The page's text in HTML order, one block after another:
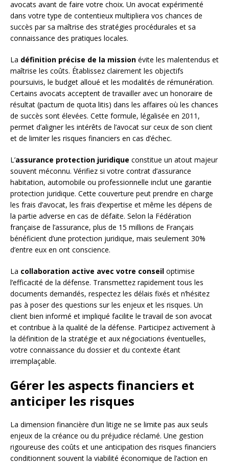
avocats avant de faire votre choix. Un avocat expérimenté
dans votre type de contentieux multipliera vos chances de
succès par sa maîtrise des stratégies procédurales et sa
connaissance des pratiques locales.
La définition précise de la mission évite les malentendus et
maîtrise les coûts. Établissez clairement les objectifs
poursuivis, le budget alloué et les modalités de rémunération.
Certains avocats acceptent de travailler avec un honoraire de
résultat (pactum de quota litis) dans les affaires où les chances
de succès sont élevées. Cette formule, légalisée en 2011,
permet d’aligner les intérêts de l’avocat sur ceux de son client
et de limiter les risques financiers en cas d’échec.
L’assurance protection juridique constitue un atout majeur
souvent méconnu. Vérifiez si votre contrat d’assurance
habitation, automobile ou professionnelle inclut une garantie
protection juridique. Cette couverture peut prendre en charge
les frais d’avocat, les frais d’expertise et même les dépens de
la partie adverse en cas de défaite. Selon la Fédération
française de l’assurance, plus de 15 millions de Français
bénéficient d’une protection juridique, mais seulement 30%
d’entre eux en ont conscience.
La collaboration active avec votre conseil optimise
l’efficacité de la défense. Transmettez rapidement tous les
documents demandés, respectez les délais fixés et n’hésitez
pas à poser des questions sur les enjeux et les risques. Un
client bien informé et impliqué facilite le travail de son avocat
et contribue à la qualité de la défense. Participez activement à
la définition de la stratégie et aux négociations éventuelles,
votre connaissance du dossier et du contexte étant
irremplaçable.
Gérer les aspects financiers et
anticiper les risques
La dimension financière d’un litige ne se limite pas aux seuls
enjeux de la créance ou du préjudice réclamé. Une gestion
rigoureuse des coûts et une anticipation des risques financiers
conditionnent souvent la viabilité économique de l’action en